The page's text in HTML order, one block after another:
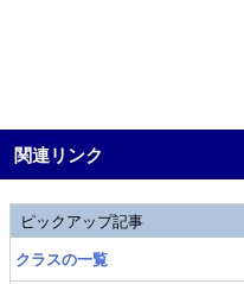
関連リンク
ピックアップ記事
クラスの一覧